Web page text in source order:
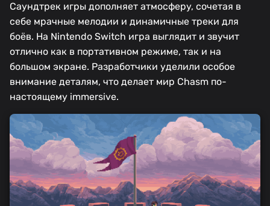
Саундтрек игры дополняет атмосферу, сочетая в
себе мрачные мелодии и динамичные треки для
боёв. На Nintendo Switch игра выглядит и звучит
отлично как в портативном режиме, так и на
большом экране. Разработчики уделили особое
внимание деталям, что делает мир Chasm по-
настоящему immersive.